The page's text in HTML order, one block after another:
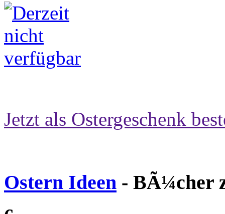
Jetzt als Ostergeschenk
Ostern Ideen - BÃ¼cher